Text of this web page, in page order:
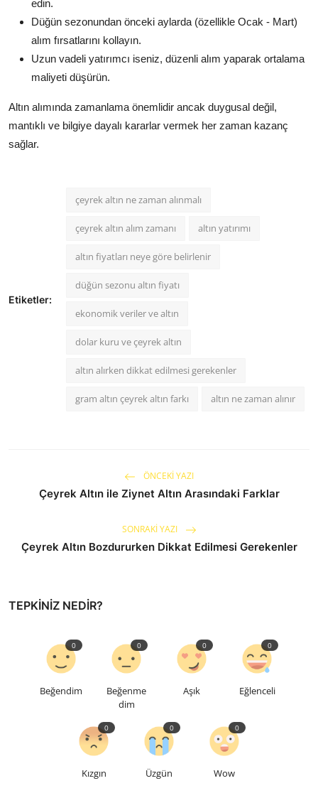
edin.
Düğün sezonundan önceki aylarda (özellikle Ocak - Mart)
alım fırsatlarını kollayın.
Uzun vadeli yatırımcı iseniz, düzenli alım yaparak ortalama
maliyeti düşürün.
Altın alımında zamanlama önemlidir ancak duygusal değil,
mantıklı ve bilgiye dayalı kararlar vermek her zaman kazanç
sağlar.
Etiketler:
çeyrek altın ne zaman alınmalı
çeyrek altın alım zamanı altın yatırımı
altın fiyatları neye göre belirlenir
düğün sezonu altın fiyatı
ekonomik veriler ve altın
dolar kuru ve çeyrek altın
altın alırken dikkat edilmesi gerekenler
gram altın çeyrek altın farkı altın ne zaman alınır
ÖNCEKI YAZI
Çeyrek Altın ile Ziynet Altın Arasındaki Farklar
SONRAKI YAZI
Çeyrek Altın Bozdururken Dikkat Edilmesi Gerekenler
TEPKINIZ NEDIR?
Beğendim
0
Beğenme
dim
0
Aşık
0
Eğlenceli
0
Kızgın
0
Üzgün
0
Wow
0